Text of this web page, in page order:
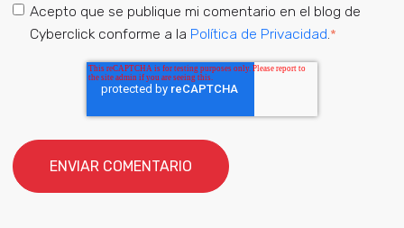
Acepto que se publique mi comentario en el blog de
Cyberclick conforme a la Política de Privacidad.*